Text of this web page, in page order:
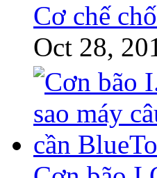
Cơ chế
Oct 28,